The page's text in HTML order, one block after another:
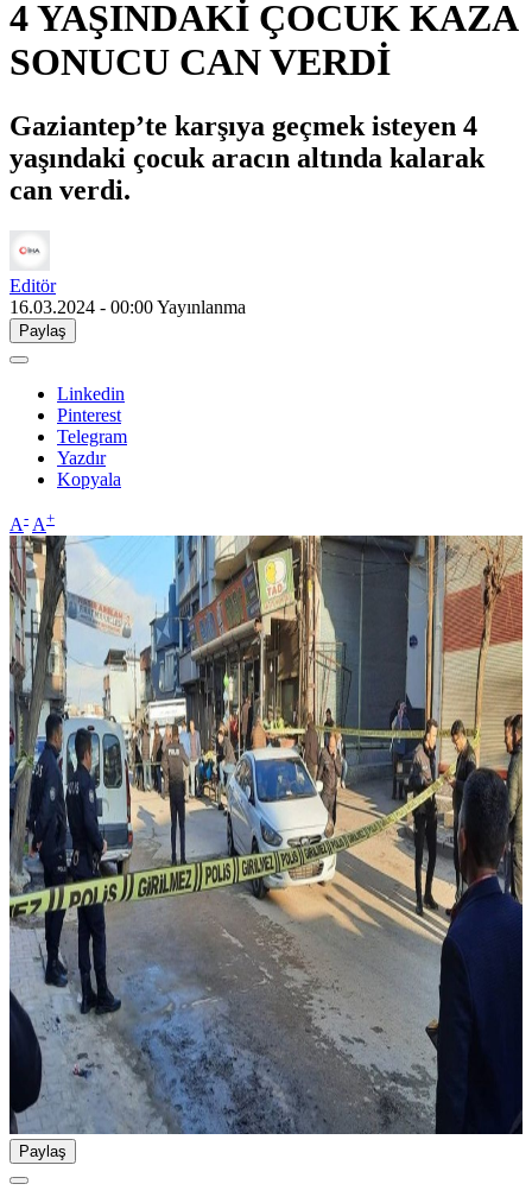
4 YAŞINDAKİ ÇOCUK KAZA
SONUCU CAN VERDİ
Gaziantep’te karşıya geçmek isteyen 4
yaşındaki çocuk aracın altında kalarak
can verdi.
Editör
16.03.2024 - 00:00Yayınlanma
Paylaş
Linkedin
Pinterest
Telegram
Yazdır
Kopyala
A- A+
Paylaş